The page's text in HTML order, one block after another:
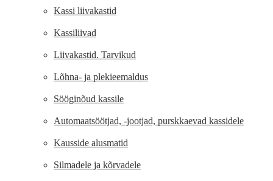
Kassi liivakastid
Kassiliivad
Liivakastid. Tarvikud
Lõhna- ja plekieemaldus
Sööginõud kassile
Automaatsöötjad, -jootjad, purskkaevad kassidele
Kausside alusmatid
Silmadele ja kõrvadele